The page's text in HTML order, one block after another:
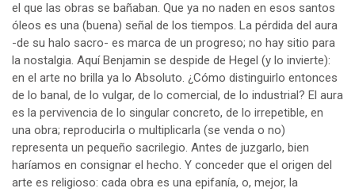
el que las obras se bañaban. Que ya no naden en esos santos
óleos es una (buena) señal de los tiempos. La pérdida del aura
-de su halo sacro- es marca de un progreso; no hay sitio para
la nostalgia. Aquí Benjamin se despide de Hegel (y lo invierte):
en el arte no brilla ya lo Absoluto. ¿Cómo distinguirlo entonces
de lo banal, de lo vulgar, de lo comercial, de lo industrial? El aura
es la pervivencia de lo singular concreto, de lo irrepetible, en
una obra; reproducirla o multiplicarla (se venda o no)
representa un pequeño sacrilegio. Antes de juzgarlo, bien
haríamos en consignar el hecho. Y conceder que el origen del
arte es religioso: cada obra es una epifanía, o, mejor, la